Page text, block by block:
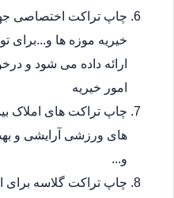
چاپ تراکت اختصاصی
خیریه موزه ها و...برای
ارائه داده می شود و
امور خیریه
چاپ تراکت های املاک
های ورزشی آرایشی و
و...
چاپ تراکت گلاسه برای